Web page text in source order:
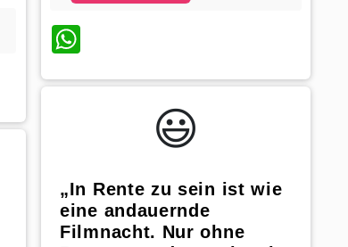
😃️
„In Rente zu sein ist wie
eine andauernde
Filmnacht. Nur ohne